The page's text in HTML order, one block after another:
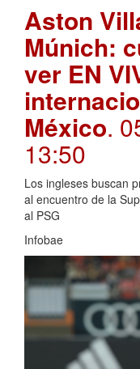
Aston
Múnich:
ver EN
México.
13:50
Los ingleses buscan
al encuentro de la
al PSG
Infobae